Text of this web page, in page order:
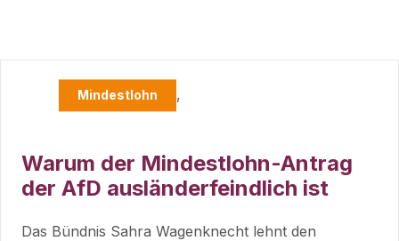
Mindestlohn ,
Warum der Mindestlohn-Antrag
der AfD ausländerfeindlich ist
Das Bündnis Sahra Wagenknecht lehnt den